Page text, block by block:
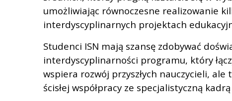
umożliwiając równoczesne realizowanie
interdyscyplinarnych projektach
Studenci ISN mają szansę zdobywać
interdyscyplinarności programu, który
wspiera rozwój przyszłych nauczycieli,
ścisłej współpracy ze specjalistyczną